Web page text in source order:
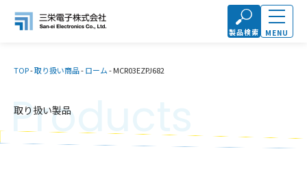
製品検索 MENU
TOP-取り扱い商品-ローム-MCR03EZPJ682
取り扱い製品
Products